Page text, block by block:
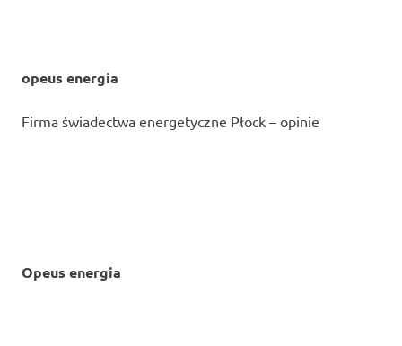
opeus energia
Firma świadectwa energetyczne Płock – opinie
Opeus energia